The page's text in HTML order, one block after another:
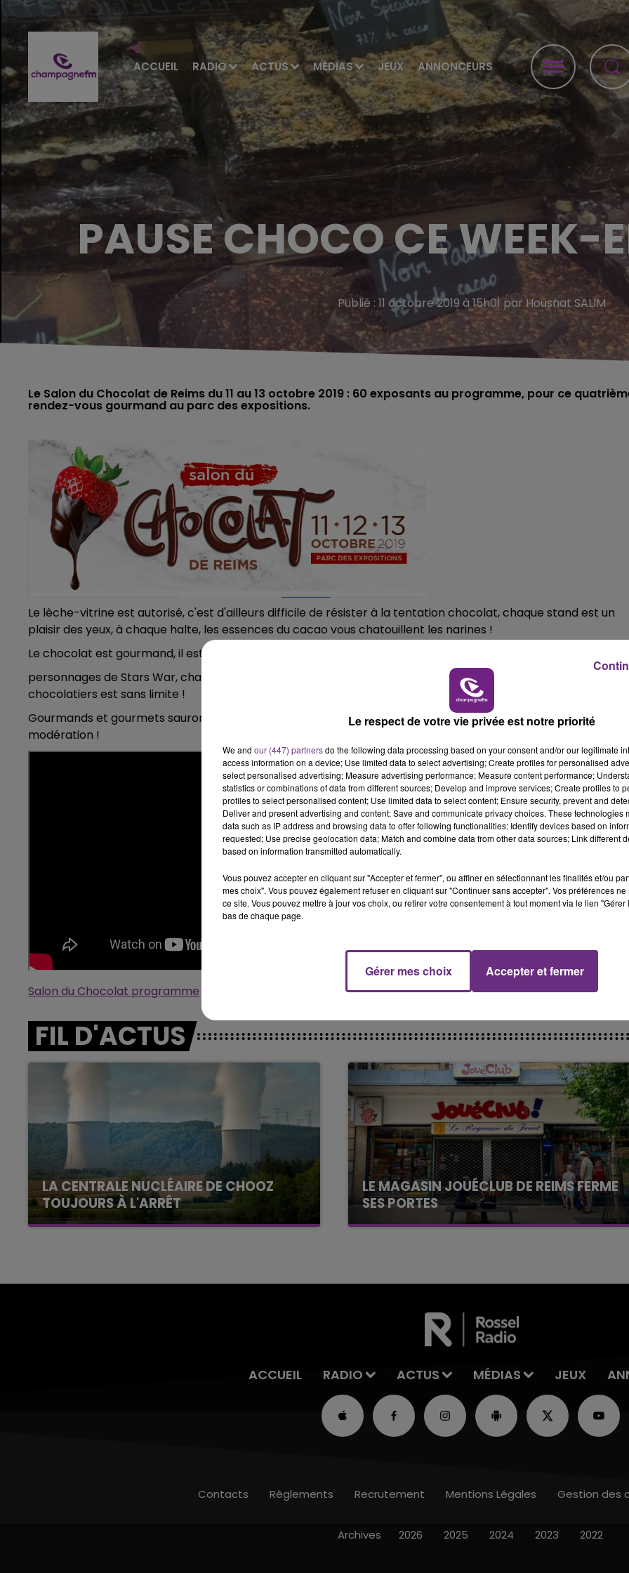
ACCUEIL RADIO ACTUS MÉDIAS JEUX ANNONCEURS
11h00 - 16h00
LE WEEK-END CHAMPAGNE FM
16h00 - 20h00
PAUSE CHOCO CE WEEK-
Publié : 11 octobre 2019 à 15h01 par Housnat SALIM
Le Salon du Chocolat de Reims du 11 au 13 octobre 2019 : 60 exposants au programme, pour ce
rendez-vous gourmand au parc des expositions.
Le lèche-vitrine est autorisé, c'est d'ailleurs difficile de résister à la tentation chocolat, chaque stand est un
plaisir des yeux, à chaque halte, les essences du cacao vous chatouillent les narines !
Le chocolat est gourmand, il est aussi oeuvre d'art :
personnages de Stars War, chaussures de mode, la panoplie du garagiste... l'imagination des maîtres
chocolatiers est sans limite !
Gourmands et gourmets sauront trouver leur bonheur, le chocolat c'est bon pour le moral, à consommer
modération !
Salon du Chocolat programme
FIL D'ACTUS
LA CENTRALE NUCLÉAIRE DE CHOOZ
TOUJOURS À L'ARRÊT
Cela fait déjà une semaine que la centrale
LE MAGASIN JOUÉCLUB DE REIMS FERME
SES PORTES
C'était l'une des institutions du centre-ville
Le Week-end Champagne FM
ACCUEIL RADIO ACTUS MÉDIAS JEUX
Contacts Règlements Recrutement Mentions Légales Gestion des
Archives 2026 2025 2024 2023 2022
Le respect de votre vie privée est notre priorité
We and our (447) partnersdo the following data processing based on your consent and/or our legitimate
access information on a device; Use limited data to select advertising; Create profiles for personalised
select personalised advertising; Measure advertising performance; Measure content performance;
statistics or combinations of data from different sources; Develop and improve services; Create profiles to
profiles to select personalised content; Use limited data to select content; Ensure security, prevent and
Deliver and present advertising and content; Save and communicate privacy choices. These technologies
data such as IP address and browsing data to offer following functionalities: Identify devices based on
requested; Use precise geolocation data; Match and combine data from other data sources; Link different
based on information transmitted automatically.
Vous pouvez accepter en cliquant sur "Accepter et fermer", ou affiner en sélectionnant les finalités et/ou
mes choix". Vous pouvez également refuser en cliquant sur "Continuer sans accepter". Vos préférences
ce site. Vous pouvez mettre à jour vos choix, ou retirer votre consentement à tout moment via le lien
bas de chaque page.
Gérer mes choix Accepter et fermer